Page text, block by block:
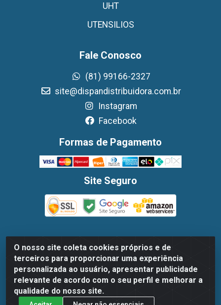
O nosso site coleta cookies próprios e de
terceiros para proporcionar uma experiência
personalizada ao usuário, apresentar publicidade
relevante de acordo com o seu perfil e melhorar a
qualidade do nosso site.
UHT
UTENSILIOS
Fale Conosco
(81) 99166-2327
site@dispandistribuidora.com.br
Instagram
Facebook
Formas de Pagamento
Site Seguro
Dispan Distribuidora de Alimentos LTDA - Avenida
Marechal Mascarenhas De Moraes, 1048- Imbiribeira,
Recife/PE - CEP 51.170-000 - CNPJ 30.779.584/0003-78